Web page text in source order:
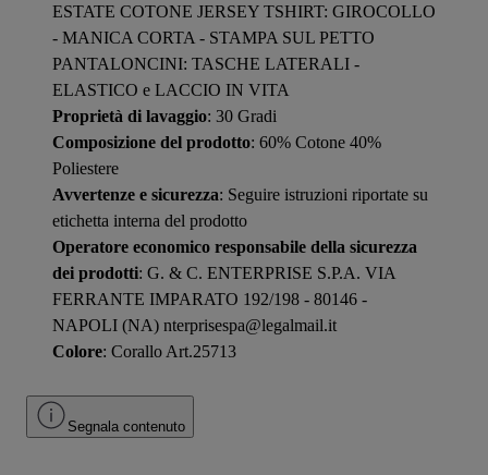
ESTATE COTONE JERSEY TSHIRT: GIROCOLLO
- MANICA CORTA - STAMPA SUL PETTO
PANTALONCINI: TASCHE LATERALI -
ELASTICO e LACCIO IN VITA
Proprietà di lavaggio: 30 Gradi
Composizione del prodotto: 60% Cotone 40%
Poliestere
Avvertenze e sicurezza: Seguire istruzioni riportate su
etichetta interna del prodotto
Operatore economico responsabile della sicurezza
dei prodotti: G. & C. ENTERPRISE S.P.A. VIA
FERRANTE IMPARATO 192/198 - 80146 -
NAPOLI (NA) nterprisespa@legalmail.it
Colore: Corallo Art.25713
Segnala contenuto